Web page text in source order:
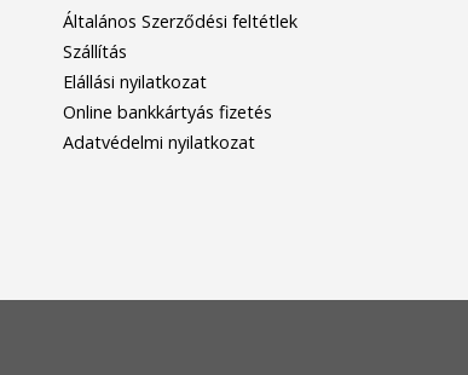
Általános Szerződési feltétlek
Szállítás
Elállási nyilatkozat
Online bankkártyás fizetés
Adatvédelmi nyilatkozat